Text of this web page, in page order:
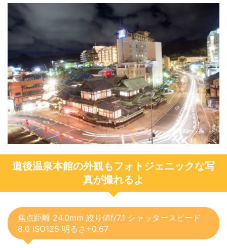
道後温泉本館の外観もフォトジェニックな写
真が撮れるよ
焦点距離 24.0mm 絞り値f/7.1 シャッタースピード
8.0 ISO125 明るさ+0.67